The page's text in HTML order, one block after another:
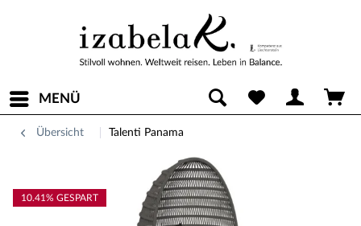
MENÜ
Übersicht Talenti Panama
10.41% GESPART